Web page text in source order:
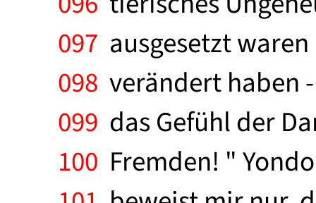
097 ausgesetzt
098 verändert haben
099 das Gefühl der
100 Fremden! "